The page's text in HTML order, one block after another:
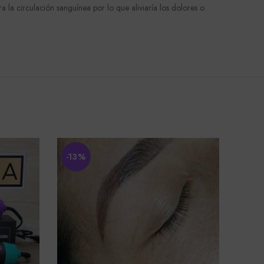
la circulación sanguínea por lo que aliviaría los dolores o
-13%